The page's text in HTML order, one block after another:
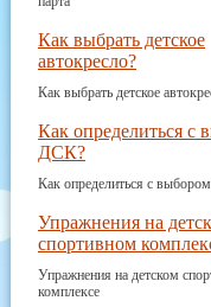
Как выбрать детское
автокресло?
Как выбрать детское
Как определиться с
ДСК?
Как определиться с
Упражнения на
спортивном
Упражнения на детском
комплексе